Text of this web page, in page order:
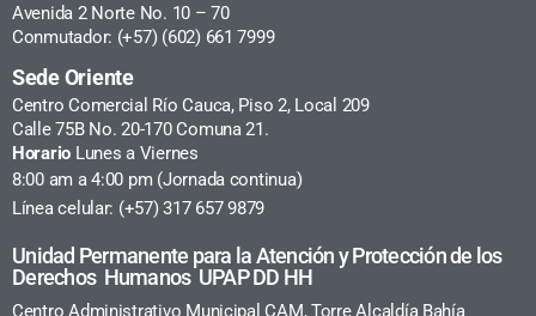
Avenida 2 Norte No. 10 – 70
Conmutador: (+57) (602) 661 7999
Sede Oriente
Centro Comercial Río Cauca, Piso 2, Local 209
Calle 75B No. 20-170 Comuna 21.
Horario Lunes a Viernes
8:00 am a 4:00 pm (Jornada continua)
Línea celular: (+57) 317 657 9879
Unidad Permanente para la Atención y Protección de los
Derechos Humanos UPAP DD HH
Centro Administrativo Municipal CAM, Torre Alcaldía Bahía